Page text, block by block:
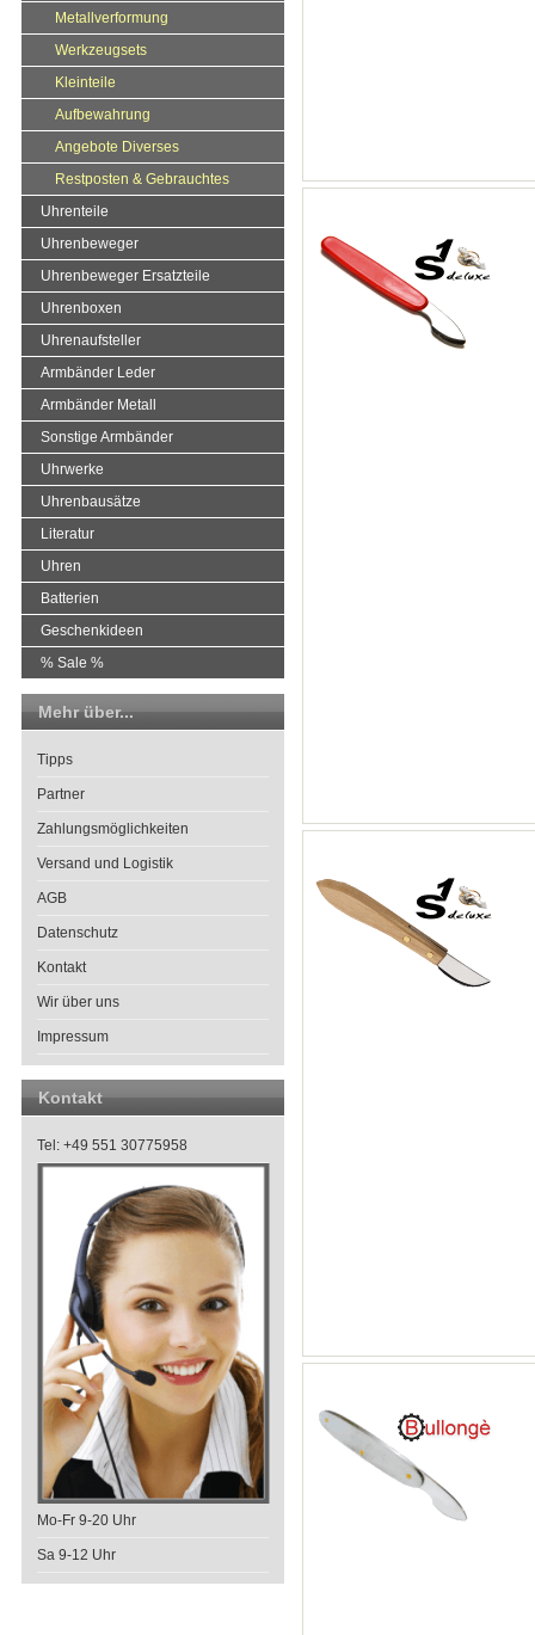
Metallverformung
Werkzeugsets
Kleinteile
Aufbewahrung
Angebote Diverses
Restposten & Gebrauchtes
Uhrenteile
Uhrenbeweger
Uhrenbeweger Ersatzteile
Uhrenboxen
Uhrenaufsteller
Armbänder Leder
Armbänder Metall
Sonstige Armbänder
Uhrwerke
Uhrenbausätze
Literatur
Uhren
Batterien
Geschenkideen
% Sale %
Mehr über...
Tipps
Partner
Zahlungsmöglichkeiten
Versand und Logistik
AGB
Datenschutz
Kontakt
Wir über uns
Impressum
Kontakt
Tel: +49 551 30775958
Mo-Fr 9-20 Uhr
Sa 9-12 Uhr